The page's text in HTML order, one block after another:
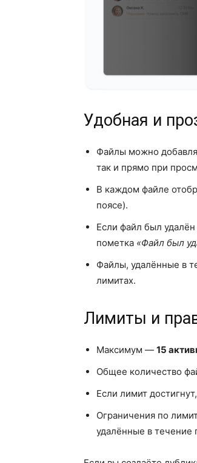
Удобная и
Файлы можно
так и прямо при
В каждом файле
поясе).
Если файл был
пометка «Файл был
Файлы, удалённые в
лимитах.
Лимиты и
Максимум — 15
Общее количество
Если лимит
Ограничения по
удалённые в течение